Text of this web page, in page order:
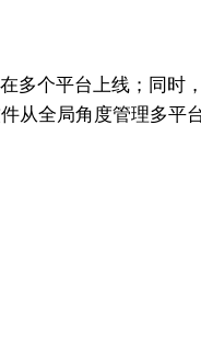
多个平台上线；同时
从全局角度管理多平